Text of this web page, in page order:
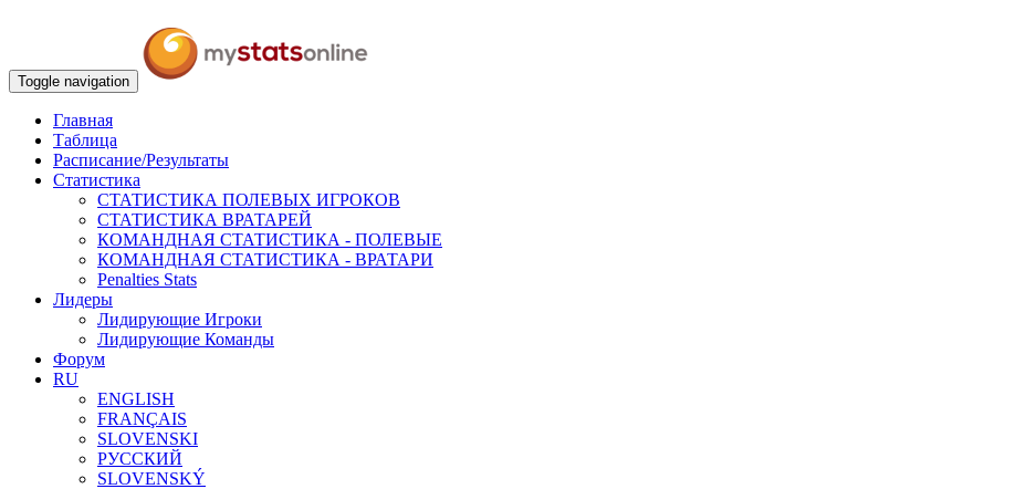
Toggle navigation
Главная
Таблица
Расписание/Результаты
Статистика
СТАТИСТИКА ПОЛЕВЫХ ИГРОКОВ
СТАТИСТИКА ВРАТАРЕЙ
КОМАНДНАЯ СТАТИСТИКА - ПОЛЕВЫЕ
КОМАНДНАЯ СТАТИСТИКА - ВРАТАРИ
Penalties Stats
Лидеры
Лидирующие Игроки
Лидирующие Команды
Форум
RU
ENGLISH
FRANÇAIS
SLOVENSKI
РУССКИЙ
SLOVENSKÝ